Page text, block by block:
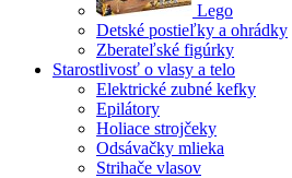
Lego
Detské postieľky a ohrádky
Zberateľské figúrky
Starostlivosť o vlasy a telo
Elektrické zubné kefky
Epilátory
Holiace strojčeky
Odsávačky mlieka
Strihače vlasov